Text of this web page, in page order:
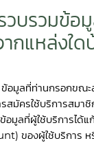
วบรวมข้อ
กแหล่งใด
อมูลที่ท่านกรอกขณะ
รสมัครใช้บริการสม
มูลที่ผู้ใช้บริการได้แ
ของผู้ใช้บริการ ห